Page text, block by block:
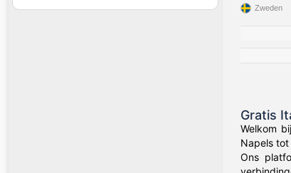
Zweden
Gratis
Welkom
Napels
Ons